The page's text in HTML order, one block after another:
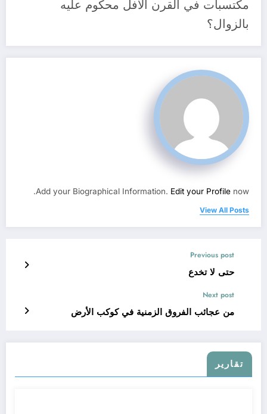
مكتسبات في القرن الآفل محكوم عليه
بالزوال؟
Add your Biographical Information. Edit your Profile now.
View All Posts
Previous post
حتى لا تخدع
Next post
من عجائب الفروق الزمنية في كوكب الأرض
تقارير